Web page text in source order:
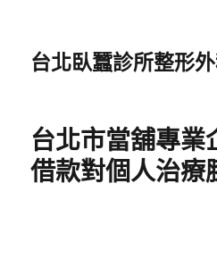
台北臥蠶診所整形
台北市當舖專業
借款對個人治療